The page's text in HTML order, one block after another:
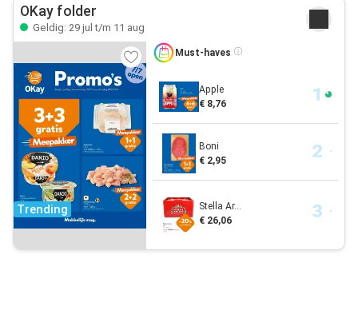
OKay folder
Geldig: 29 jul t/m 11 aug
Trending
Must-haves
Apple
€ 8,76
Boni
€ 2,95
Stella Ar...
€ 26,06